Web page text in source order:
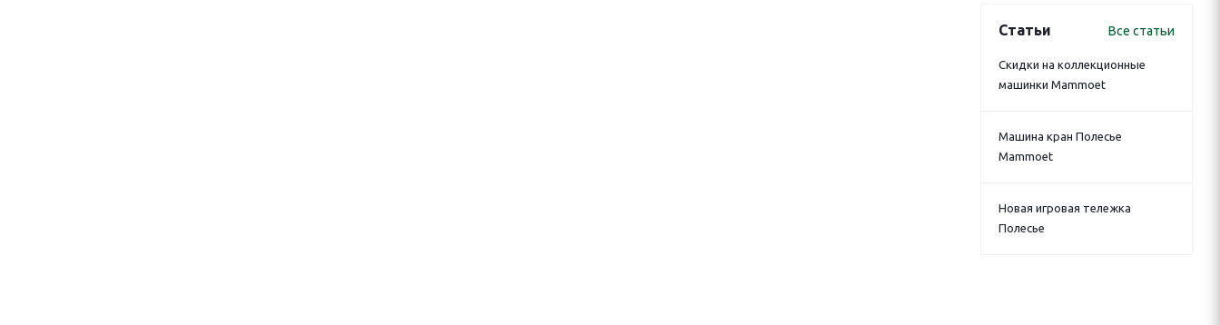
Статьи Все статьи
Скидки на коллекционные
машинки Mammoet
Машина кран Полесье
Mammoet
Новая игровая тележка
Полесье